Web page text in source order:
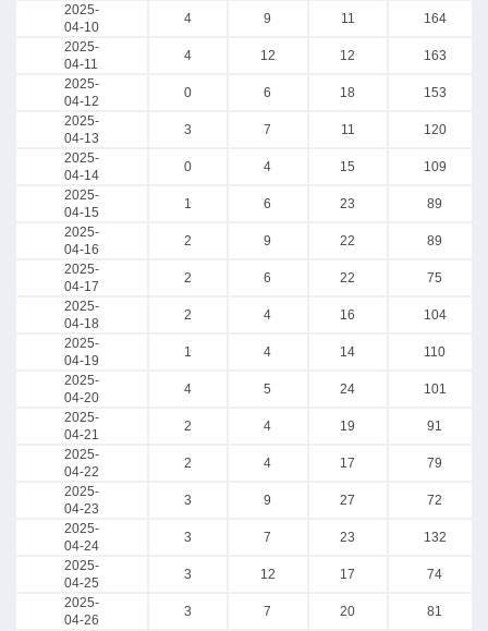
2025-
04-10
4 9 11
164
2025-
04-11
4 12 12
163
2025-
04-12
0 6 18
153
2025-
04-13
3 7 11
120
2025-
04-14
0 4 15
109
2025-
04-15
1 6 23
89
2025-
04-16
2 9 22
89
2025-
04-17
2 6 22
75
2025-
04-18
2 4 16
104
2025-
04-19
1 4 14
110
2025-
04-20
4 5 24
101
2025-
04-21
2 4 19
91
2025-
04-22
2 4 17
79
2025-
04-23
3 9 27
72
2025-
04-24
3 7 23
132
2025-
04-25
3 12 17
74
2025-
04-26
3 7 20
81